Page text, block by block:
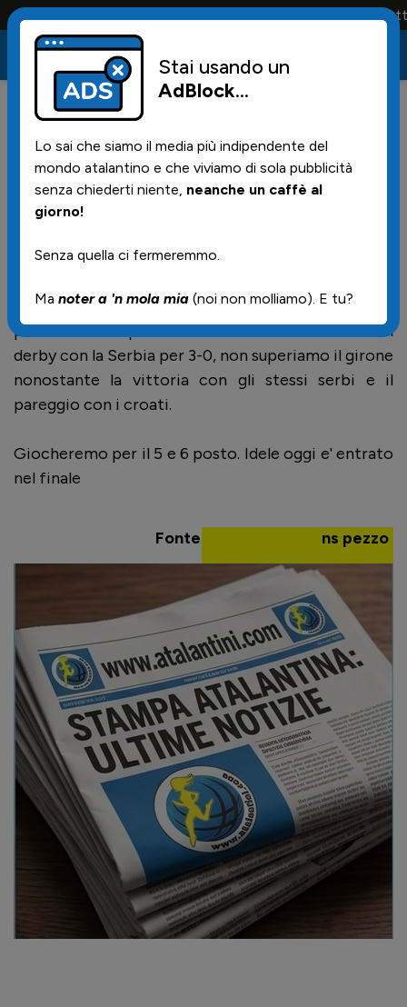
Conta solo la maglia e solo i tifosi la portano tutta
05/07/2026 | 19.01
Idele e l'Italia eliminati da
Euro19
nazionale di categoria ha perso con l'Ucraina 1-0 e,
per la contemporanea vittoria della Croazia nel
derby con la Serbia per 3-0, non superiamo il girone
nonostante la vittoria con gli stessi serbi e il
pareggio con i croati.
Giocheremo per il 5 e 6 posto. Idele oggi e' entrato
nel finale
Fonte ns pezzo
Stai usando un
AdBlock...
Lo sai che siamo il media più indipendente del
mondo atalantino e che viviamo di sola pubblicità
senza chiederti niente, neanche un caffè al
giorno!
Senza quella ci fermeremmo.
Ma noter a 'n mola mia (noi non molliamo). E tu?